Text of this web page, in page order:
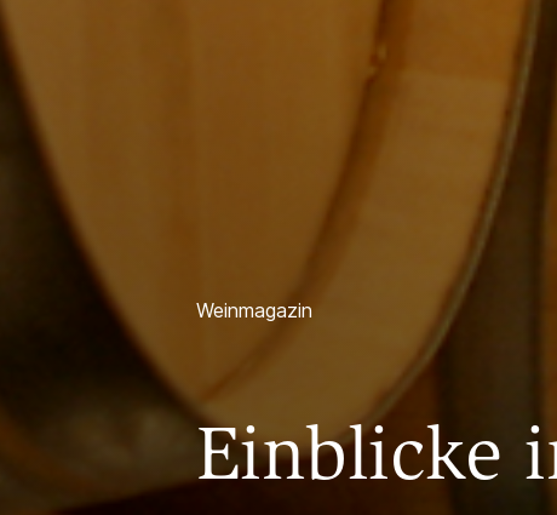
Weinmagazin
Einblicke